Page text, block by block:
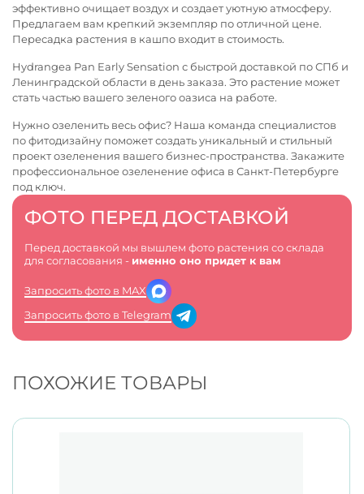
ФОТО ПЕРЕД ДОСТАВКОЙ
Перед доставкой мы вышлем фото растения со склада
для согласования - именно оно придет к вам
Запросить фото в MAX
Запросить фото в Telegram
эффективно очищает воздух и создает уютную атмосферу.
Предлагаем вам крепкий экземпляр по отличной цене.
Пересадка растения в кашпо входит в стоимость.
Hydrangea Pan Early Sensation с быстрой доставкой по СПб и
Ленинградской области в день заказа. Это растение может
стать частью вашего зеленого оазиса на работе.
Нужно озеленить весь офис? Наша команда специалистов
по фитодизайну поможет создать уникальный и стильный
проект озеленения вашего бизнес-пространства. Закажите
профессиональноеозеленение офиса в Санкт-Петербурге
под ключ.
ПОХОЖИЕ ТОВАРЫ